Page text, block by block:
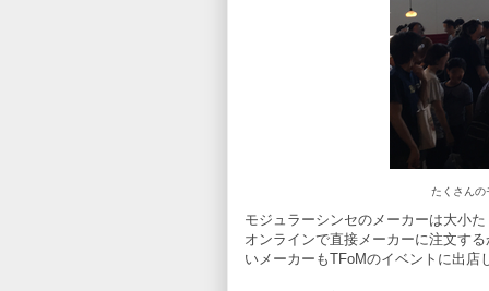
たくさんの
モジュラーシンセのメーカーは大小
オンラインで直接メーカーに注文す
いメーカーもTFoMのイベントに出店